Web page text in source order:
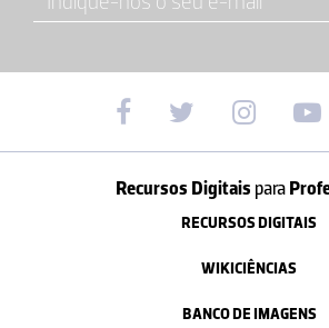
Recursos Digitais para
RECURSOS DIGITAIS
WIKICIÊNCIAS
BANCO DE IMAGENS